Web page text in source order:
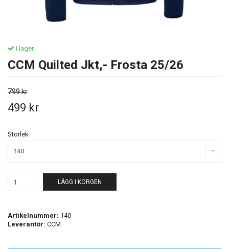
I lager.
CCM Quilted Jkt,- Frosta 25/26
799 kr
499 kr
Storlek
140
LÄGG I KORGEN
Artikelnummer: 140
Leverantör: CCM